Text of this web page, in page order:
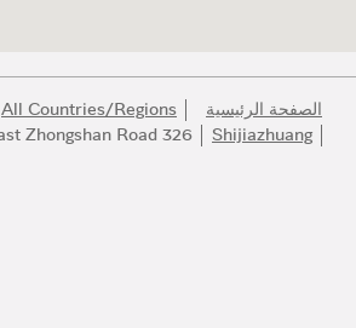
الصفحة الرئيسية All Countries/Regions
Shijiazhuang
326 East Zhongshan Road